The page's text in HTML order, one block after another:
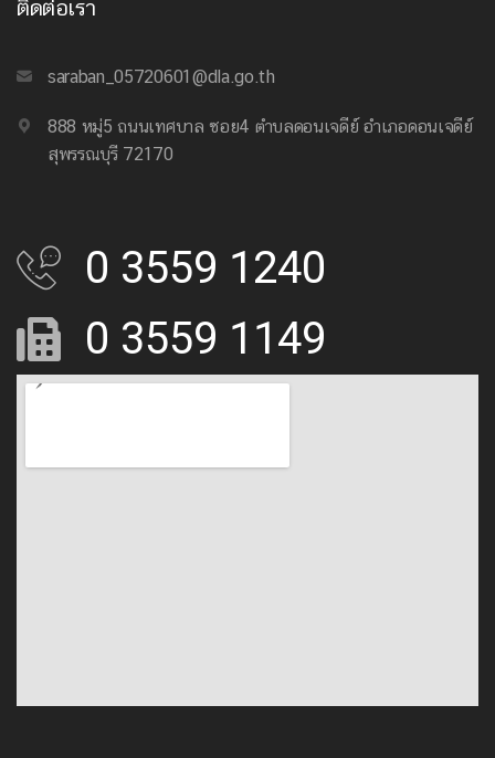
ติดต่อเรา
saraban_05720601@dla.go.th
888 หมู่5 ถนนเทศบาล ซอย4 ตำบลดอนเจดีย์ อำเภอดอนเจดีย์
สุพรรณบุรี 72170
0 3559 1240
0 3559 1149